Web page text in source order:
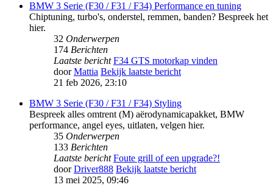
BMW 3 Serie (F30 / F31 / F34) Performance en tuning
Chiptuning, turbo's, onderstel, remmen, banden? Bespreek het
hier.
32 Onderwerpen
174 Berichten
Laatste bericht F34 GTS motorkap vinden
doorMattia Bekijk laatste bericht
21 feb 2026, 23:10
BMW 3 Serie (F30 / F31 / F34) Styling
Bespreek alles omtrent (M) aërodynamicapakket, BMW
performance, angel eyes, uitlaten, velgen hier.
35 Onderwerpen
133 Berichten
Laatste bericht Foute grill of een upgrade?!
doorDriver888 Bekijk laatste bericht
13 mei 2025, 09:46